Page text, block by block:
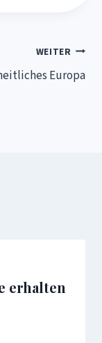
WEITER
Europa
erhalten